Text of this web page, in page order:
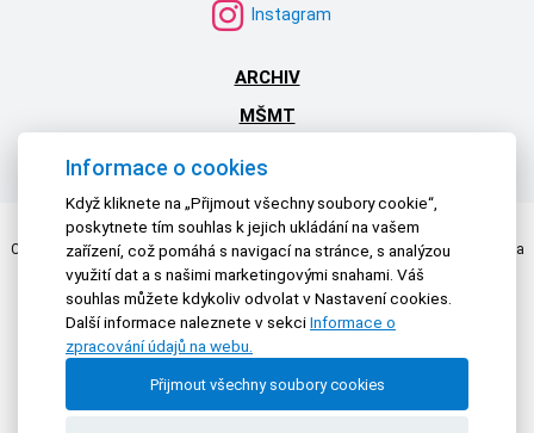
Instagram
ARCHIV
MŠMT
Centrum pro zjišťování výsledků vzdělávání | © 2026 Všechna práva vyhrazena
Textová verze|Mapa stránek|Prohlášení o přístupnosti
Informace o cookies
Když kliknete na „Přijmout všechny soubory cookie“,
poskytnete tím souhlas k jejich ukládání na vašem
zařízení, což pomáhá s navigací na stránce, s analýzou
využití dat a s našimi marketingovými snahami. Váš
souhlas můžete kdykoliv odvolat v Nastavení cookies.
Další informace naleznete v sekciInformace o
zpracování údajů na webu.
Přijmout všechny soubory cookies